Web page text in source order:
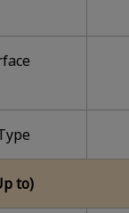
to)